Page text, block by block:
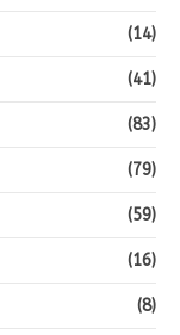
(14)
(41)
(83)
(79)
(59)
(16)
(8)